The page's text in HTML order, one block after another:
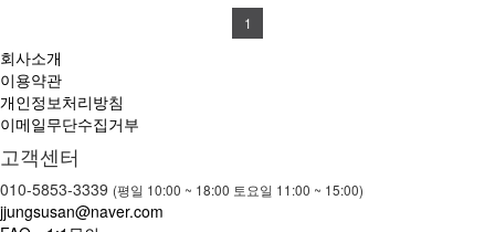
1
회사소개
이용약관
개인정보처리방침
이메일무단수집거부
고객센터
010-5853-3339 (평일 10:00 ~ 18:00 토요일 11:00 ~ 15:00)
jjungsusan@naver.com